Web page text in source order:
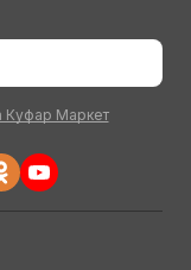
Куфар Маркет